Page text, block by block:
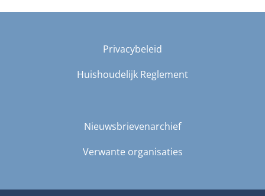
Privacybeleid
Huishoudelijk Reglement
Nieuwsbrievenarchief
Verwante organisaties